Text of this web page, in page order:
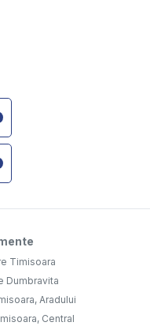
Timisoara
Dumbravita
Aradului
Central